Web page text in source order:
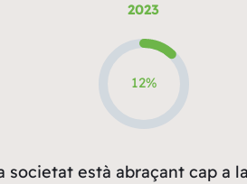
2023
12%
societat està abraçant cap a